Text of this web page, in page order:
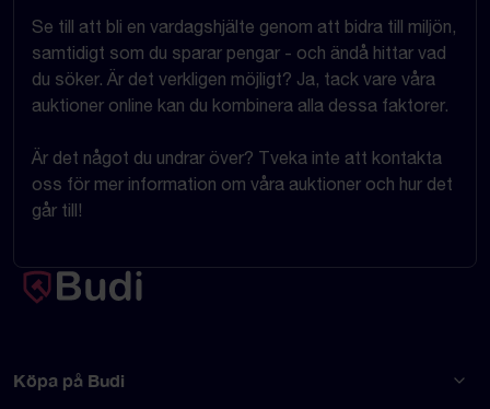
Se till att bli en vardagshjälte genom att bidra till miljön,
samtidigt som du sparar pengar - och ändå hittar vad
du söker. Är det verkligen möjligt? Ja, tack vare våra
auktioner online kan du kombinera alla dessa faktorer.
Är det något du undrar över? Tveka inte att kontakta
oss för mer information om våra auktioner och hur det
går till!
Köpa på Budi